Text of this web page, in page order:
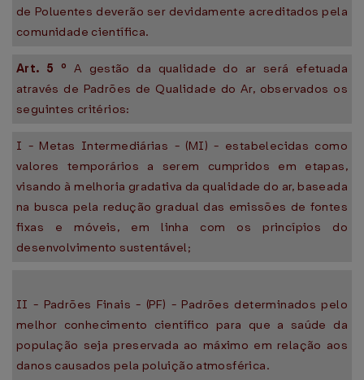
de Poluentes deverão ser devidamente acreditados pela
comunidade científica.
Art. 5 º A gestão da qualidade do ar será efetuada
através de Padrões de Qualidade do Ar, observados os
seguintes critérios:
I - Metas Intermediárias - (MI) - estabelecidas como
valores temporários a serem cumpridos em etapas,
visando à melhoria gradativa da qualidade do ar, baseada
na busca pela redução gradual das emissões de fontes
fixas e móveis, em linha com os princípios do
desenvolvimento sustentável;
II - Padrões Finais - (PF) - Padrões determinados pelo
melhor conhecimento científico para que a saúde da
população seja preservada ao máximo em relação aos
danos causados pela poluição atmosférica.